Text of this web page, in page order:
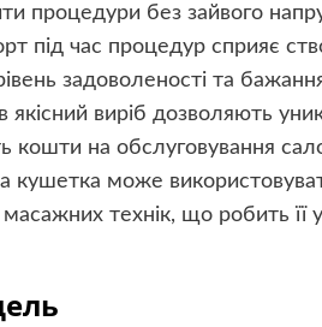
процедури без зайвого
під час процедур сприяє
задоволеності та
якісний виріб дозволяють
на обслуговування
кушетка може
технік, що робить її